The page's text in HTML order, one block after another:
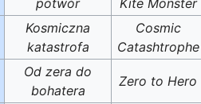
potwór
Kite Monster
Kosmiczna
katastrofa
Cosmic
Catashtrophe
Od zera do
bohatera
Zero to Hero